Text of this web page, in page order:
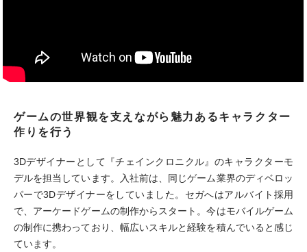
ゲームの世界観を支えながら魅力あるキャラクター
作りを行う
3Dデザイナーとして『チェインクロニクル』のキャラクターモ
デルを担当しています。入社前は、同じゲーム業界のディベロッ
パーで3Dデザイナーをしていました。セガへはアルバイト採用
で、アーケードゲームの制作からスタート。今はモバイルゲーム
の制作に携わっており、幅広いスキルと経験を積んでいると感じ
ています。